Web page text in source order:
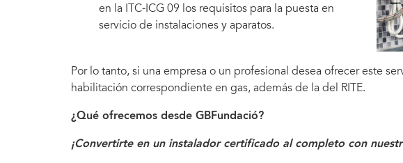
en la ITC-ICG 09 los requisitos para la puesta en
servicio de instalaciones y aparatos.
Por lo tanto, si una empresa o un profesional desea ofrecer este
habilitación correspondiente en gas, además de la del RITE.
¿Qué ofrecemos desde GBFundació?
¡Convertirte en un instalador certificado al completo con